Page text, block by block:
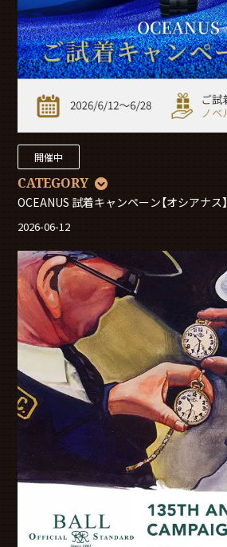
開催中
CATEGORY
OCEANUS 試着キャンペーン【オシアナス】
2026-06-12